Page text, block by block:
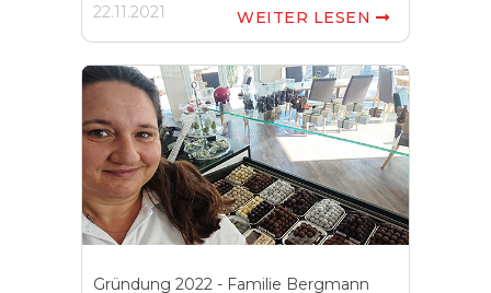
22.11.2021
WEITER LESEN 
Gründung 2022 - Familie Bergmann